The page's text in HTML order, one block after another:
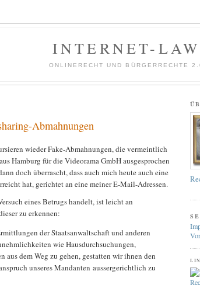
INTERNET-LAW
ONLINERECHT UND BÜRGERRECHTE
Abmahnungen
wieder Fake-Abmahnungen, die vermeintlich
Hamburg für die Videorama GmbH ausgesprochen
doch überrascht, dass auch mich heute auch eine
hat, gerichtet an eine meiner E-Mail-Adressen.
eines Betrugs handelt, ist leicht an
zu erkennen:
der Staatsanwaltschaft und anderen
wie Hausdurchsuchungen,
aus dem Weg zu gehen, gestatten wir ihnen den
unseres Mandanten aussergerichtlich zu